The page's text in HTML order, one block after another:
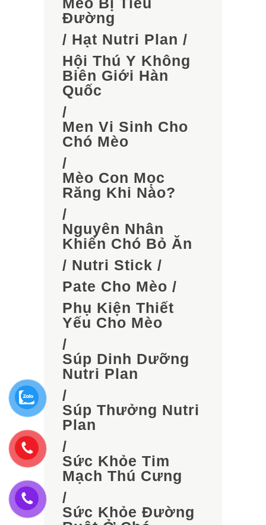
Đường
/ Hạt Nutri Plan /
Hội Thú Y Không
Biên Giới Hàn
Quốc
/
Men Vi Sinh Cho
Chó Mèo
/
Mèo Con Mọc
Răng Khi Nào?
/
Nguyên Nhân
Khiến Chó Bỏ Ăn
/ Nutri Stick /
Pate Cho Mèo /
Phụ Kiện Thiết
Yếu Cho Mèo
/
Súp Dinh Dưỡng
Nutri Plan
/
Súp Thưởng Nutri
Plan
/
Sức Khỏe Tim
Mạch Thú Cưng
/
Sức Khỏe Đường